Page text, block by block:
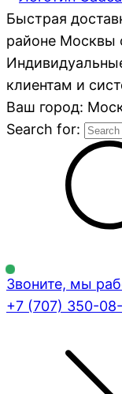
Быстрая
районе Москвы
клиентам и
Ваш город:
Search for:
Звоните, мы
+7 (707) 350-